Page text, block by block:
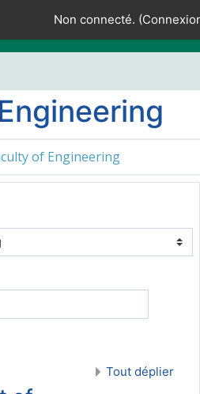
Non connecté. (
of Engineering
Tout déplier